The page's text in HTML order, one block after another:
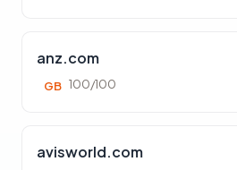
anz.com
GB 100/100
avisworld.com